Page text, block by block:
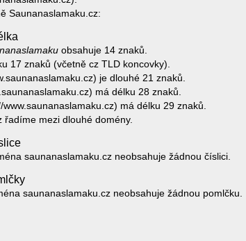
Saunanaslamaku.cz:
obsahuje 14 znaků.
17 znaků (včetně cz TLD koncovky).
je dlouhé 21 znaků.
má délku 28 znaků.
má délku 29 znaků.
mezi dlouhé domény.
saunanaslamaku.cz neobsahuje žádnou číslici.
saunanaslamaku.cz neobsahuje žádnou pomlčku.